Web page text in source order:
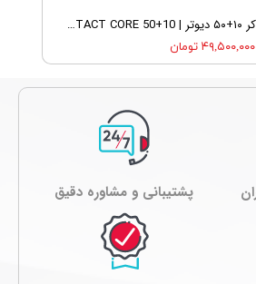
کوله پشتی ایر کانتکت کر ۱۰+۵۰ دیوتر | DEUTER AIRCONTACT CORE 50+10
۴۹,۵۰۰,۰۰۰ تومان
پشتیبانی و مشاوره دقیق